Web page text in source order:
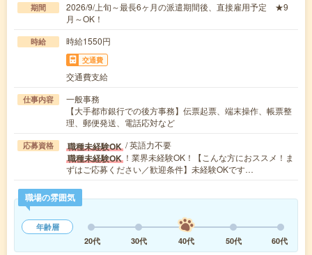
期間
2026/9/上旬～最長6ヶ月の派遣期間後、直接雇用予定 ★9
月～OK！
時給 時給1550円
交通費
交通費支給
仕事内容
一般事務
【大手都市銀行での後方事務】伝票起票、端末操作、帳票整
理、郵便発送、電話応対など
応募資格 職種未経験OK / 英語力不要
職種未経験OK ！業界未経験OK！【こんな方におススメ！ま
ずはご応募ください／歓迎条件】未経験OKです…
職場の雰囲気
年齢層
20代
30代 40代 50代 60代